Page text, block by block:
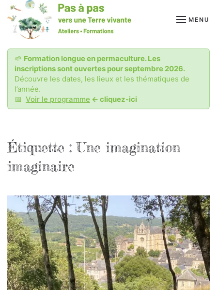
Passer
au
contenu
principal
MENU
🌱 Formation longue en permaculture. Les
inscriptions sont ouvertes pour septembre 2026.
Découvre les dates, les lieux et les thématiques de
l’année.
📅 Voir le programme <- cliquez-ici
Étiquette :Une imagination
imaginaire